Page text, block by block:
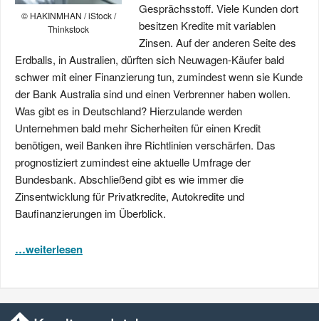
© HAKINMHAN / iStock /
Thinkstock
Gesprächsstoff. Viele Kunden dort
besitzen Kredite mit variablen
Zinsen. Auf der anderen Seite des
Erdballs, in Australien, dürften sich Neuwagen-Käufer bald
schwer mit einer Finanzierung tun, zumindest wenn sie Kunde
der Bank Australia sind und einen Verbrenner haben wollen.
Was gibt es in Deutschland? Hierzulande werden
Unternehmen bald mehr Sicherheiten für einen Kredit
benötigen, weil Banken ihre Richtlinien verschärfen. Das
prognostiziert zumindest eine aktuelle Umfrage der
Bundesbank. Abschließend gibt es wie immer die
Zinsentwicklung für Privatkredite, Autokredite und
Baufinanzierungen im Überblick.
…weiterlesen